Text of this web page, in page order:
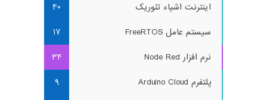
اینترنت اشیاء تئوریک
40
سیستم عامل FreeRTOS
17
نرم افزار Node Red
34
پلتفرم Arduino Cloud
9